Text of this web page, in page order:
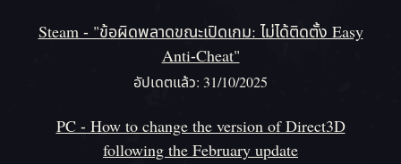
Steam - "ข้อผิดพลาดขณะเปิดเกม: ไม่ได้ติดตั้ง Easy
Anti-Cheat"
อัปเดตแล้ว: 31/10/2025
PC - How to change the version of Direct3D
following the February update